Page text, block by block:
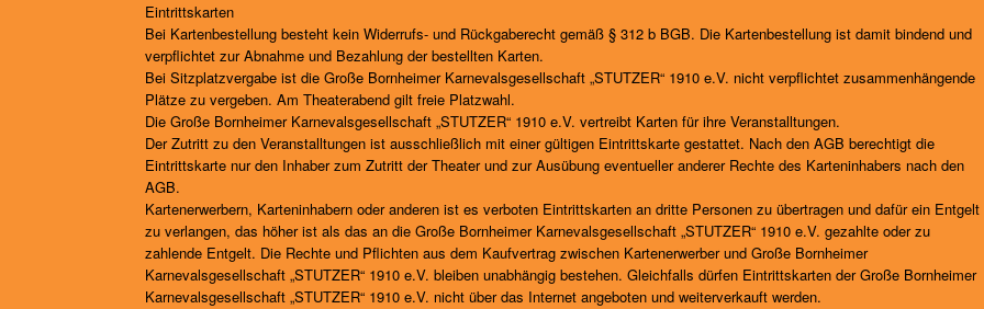
Eintrittskarten
Bei Kartenbestellung besteht kein Widerrufs- und Rückgaberecht gemäß § 312 b BGB. Die Kartenbestellung ist damit bindend und
verpflichtet zur Abnahme und Bezahlung der bestellten Karten.
Bei Sitzplatzvergabe ist die Große Bornheimer Karnevalsgesellschaft „STUTZER“ 1910 e.V. nicht verpflichtet zusammenhängende
Plätze zu vergeben. Am Theaterabend gilt freie Platzwahl.
Die Große Bornheimer Karnevalsgesellschaft „STUTZER“ 1910 e.V. vertreibt Karten für ihre Veranstalltungen.
Der Zutritt zu den Veranstalltungen ist ausschließlich mit einer gültigen Eintrittskarte gestattet. Nach den AGB berechtigt die
Eintrittskarte nur den Inhaber zum Zutritt der Theater und zur Ausübung eventueller anderer Rechte des Karteninhabers nach den
AGB.
Kartenerwerbern, Karteninhabern oder anderen ist es verboten Eintrittskarten an dritte Personen zu übertragen und dafür ein Entgelt
zu verlangen, das höher ist als das an die Große Bornheimer Karnevalsgesellschaft „STUTZER“ 1910 e.V. gezahlte oder zu
zahlende Entgelt. Die Rechte und Pflichten aus dem Kaufvertrag zwischen Kartenerwerber und Große Bornheimer
Karnevalsgesellschaft „STUTZER“ 1910 e.V. bleiben unabhängig bestehen. Gleichfalls dürfen Eintrittskarten der Große Bornheimer
Karnevalsgesellschaft „STUTZER“ 1910 e.V. nicht über das Internet angeboten und weiterverkauft werden.